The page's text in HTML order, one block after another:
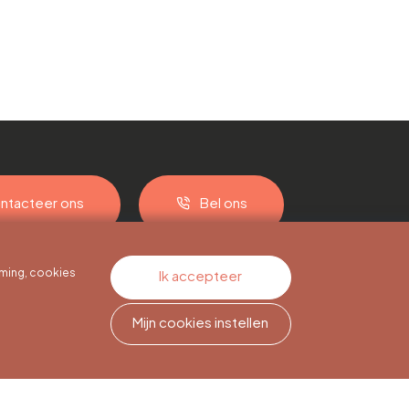
ons Bel ons
Nieuwsbriefabonnement
cookies
Ik accepteer
Mijn cookies instellen